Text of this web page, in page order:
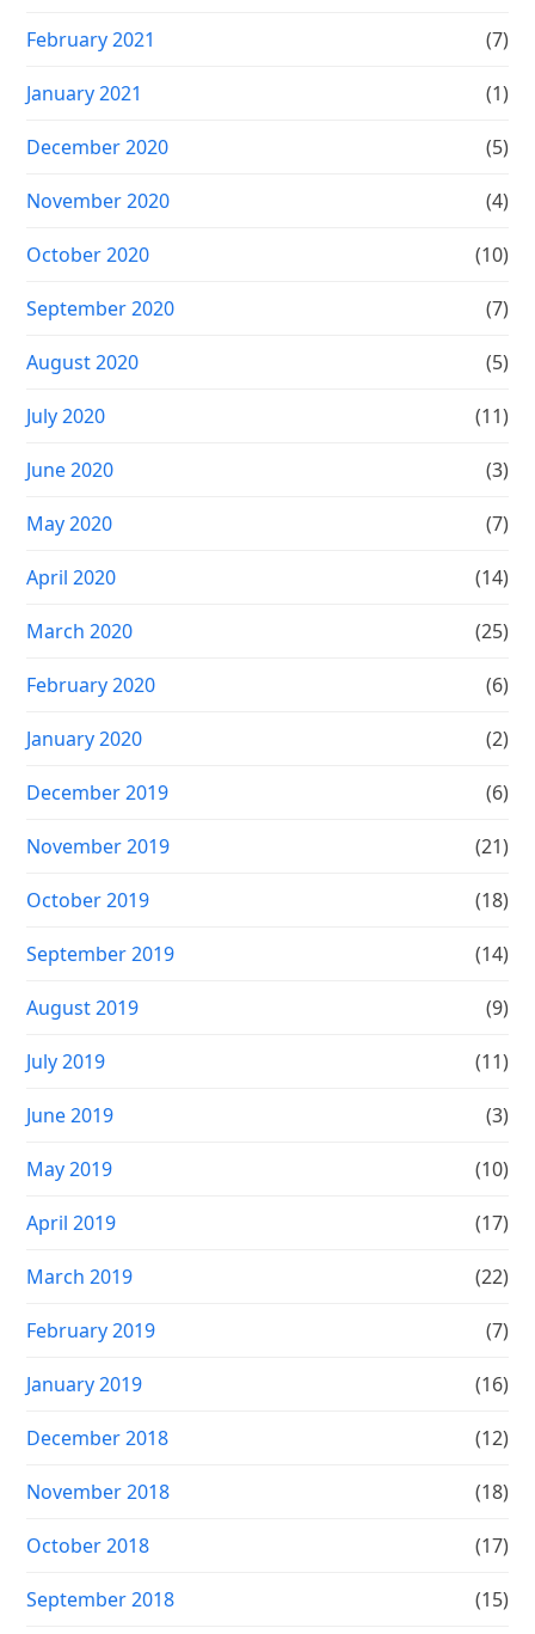
February 2021 (7)
January 2021 (1)
December 2020 (5)
November 2020 (4)
October 2020 (10)
September 2020 (7)
August 2020 (5)
July 2020 (11)
June 2020 (3)
May 2020 (7)
April 2020 (14)
March 2020 (25)
February 2020 (6)
January 2020 (2)
December 2019 (6)
November 2019 (21)
October 2019 (18)
September 2019 (14)
August 2019 (9)
July 2019 (11)
June 2019 (3)
May 2019 (10)
April 2019 (17)
March 2019 (22)
February 2019 (7)
January 2019 (16)
December 2018 (12)
November 2018 (18)
October 2018 (17)
September 2018 (15)